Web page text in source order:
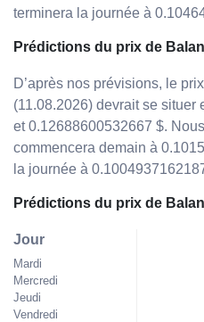
terminera la journée à
Prédictions du prix de
D’après nos prévisions, le
(11.08.2026) devrait se
et 0.12688600532667 $.
commencera demain à
la journée à
Prédictions du prix de
Jour
Mardi
Mercredi
Jeudi
Vendredi